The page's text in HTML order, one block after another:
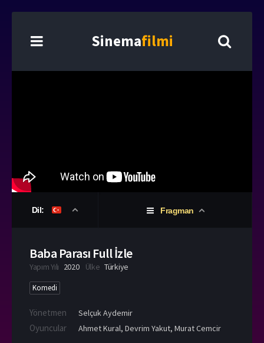
Sinemafilmi
Dil: Fragman
Baba Parası Full İzle
Yapım Yılı 2020 Ülke Türkiye
Komedi
Yönetmen Selçuk Aydemir
Oyuncular Ahmet Kural, Devrim Yakut, Murat Cemcir